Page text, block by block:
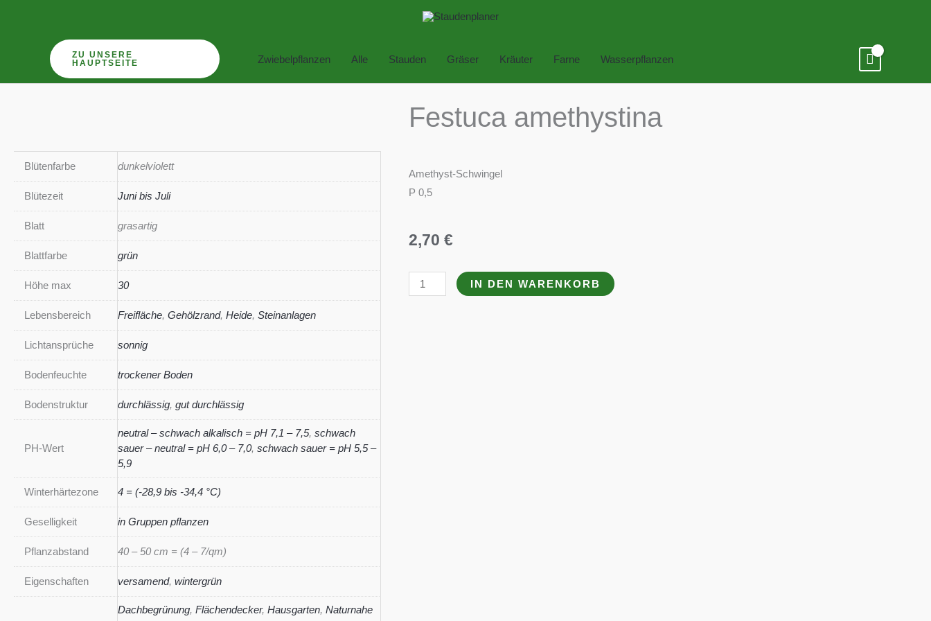
ZU UNSERE
HAUPTSEITE
Zwiebelpflanzen Alle Stauden Gräser Kräuter Farne Wasserpflanzen
Blütenfarbe dunkelviolett
Blütezeit Juni bis Juli
Blatt grasartig
Blattfarbe grün
Höhe max 30
Lebensbereich Freifläche, Gehölzrand, Heide, Steinanlagen
Lichtansprüche sonnig
Bodenfeuchte trockener Boden
Bodenstruktur durchlässig, gut durchlässig
PH-Wert
neutral – schwach alkalisch = pH 7,1 – 7,5, schwach
sauer – neutral = pH 6,0 – 7,0, schwach sauer = pH 5,5 –
5,9
Winterhärtezone 4 = (-28,9 bis -34,4 °C)
Geselligkeit in Gruppen pflanzen
Pflanzabstand 40 – 50 cm = (4 – 7/qm)
Eigenschaften versamend, wintergrün
Dachbegrünung, Flächendecker, Hausgarten, Naturnahe
Festuca amethystina
Amethyst-Schwingel
P 0,5
2,70 €
Festuca
amethystina
IN DEN WARENKORB